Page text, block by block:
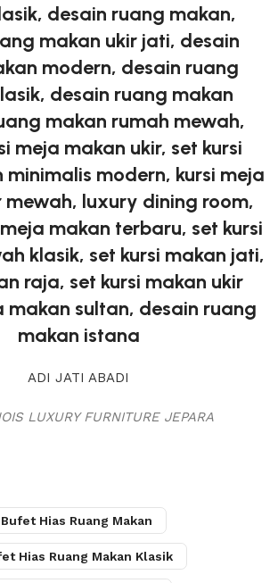
desain ruang makan,
makan ukir jati, desain
modern, desain ruang
desain ruang makan
makan rumah mewah,
meja makan ukir, set kursi
minimalis modern, kursi meja
mewah, luxury dining room,
makan terbaru, set kursi
klasik, set kursi makan jati,
raja, set kursi makan ukir
makan sultan, desain ruang
makan istana
ADI JATI ABADI
LUXURY FURNITURE JEPARA
Bufet Hias Ruang Makan
Hias Ruang Makan Klasik